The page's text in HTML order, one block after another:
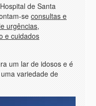
de Santa
seconsultas e
urgências,
e cuidados
um lar de idosos e é
variedade de